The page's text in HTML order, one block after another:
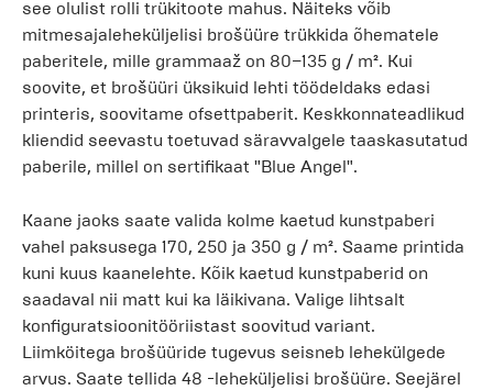
see olulist rolli trükitoote mahus. Näiteks võib
mitmesajaleheküljelisi brošüüre trükkida õhematele
paberitele, mille grammaaž on 80–135 g / m². Kui
soovite, et brošüüri üksikuid lehti töödeldaks edasi
printeris, soovitame ofsettpaberit. Keskkonnateadlikud
kliendid seevastu toetuvad säravvalgele taaskasutatud
paberile, millel on sertifikaat "Blue Angel".
Kaane jaoks saate valida kolme kaetud kunstpaberi
vahel paksusega 170, 250 ja 350 g / m². Saame printida
kuni kuus kaanelehte. Kõik kaetud kunstpaberid on
saadaval nii matt kui ka läikivana. Valige lihtsalt
konfiguratsioonitööriistast soovitud variant.
Liimköitega brošüüride tugevus seisneb lehekülgede
arvus. Saate tellida 48 -leheküljelisi brošüüre. Seejärel